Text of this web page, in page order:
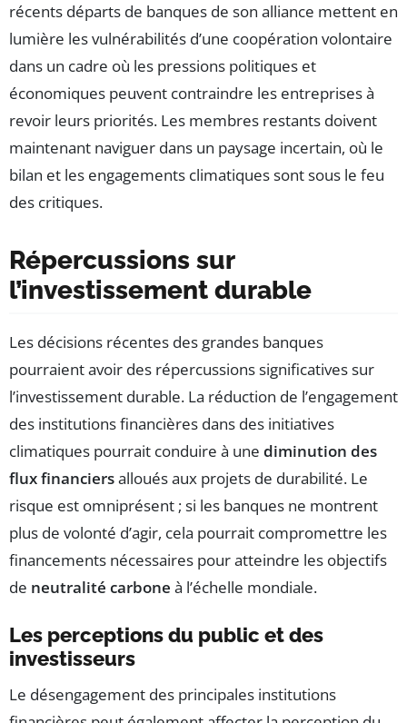
récents départs de banques de son alliance mettent en
lumière les vulnérabilités d’une coopération volontaire
dans un cadre où les pressions politiques et
économiques peuvent contraindre les entreprises à
revoir leurs priorités. Les membres restants doivent
maintenant naviguer dans un paysage incertain, où le
bilan et les engagements climatiques sont sous le feu
des critiques.
Répercussions sur
l’investissement durable
Les décisions récentes des grandes banques
pourraient avoir des répercussions significatives sur
l’investissement durable. La réduction de l’engagement
des institutions financières dans des initiatives
climatiques pourrait conduire à une diminution des
flux financiersalloués aux projets de durabilité. Le
risque est omniprésent ; si les banques ne montrent
plus de volonté d’agir, cela pourrait compromettre les
financements nécessaires pour atteindre les objectifs
de neutralité carbone à l’échelle mondiale.
Les perceptions du public et des
investisseurs
Le désengagement des principales institutions